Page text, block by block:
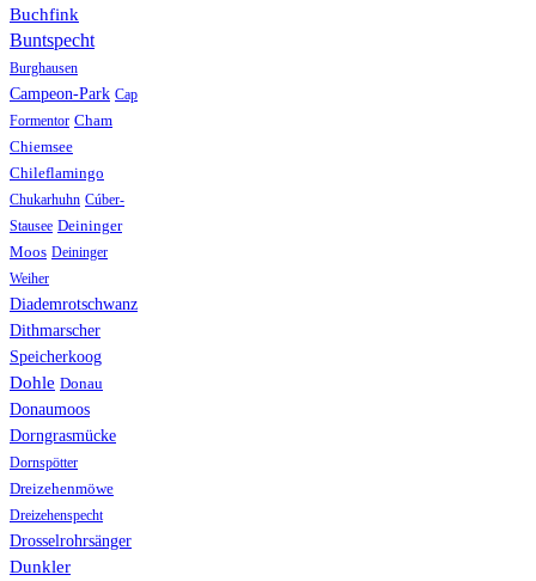
Buchfink
Buntspecht
Burghausen
Campeon-Park Cap
Formentor Cham
Chiemsee
Chileflamingo
Chukarhuhn Cúber-
Stausee Deininger
Moos Deininger
Weiher
Diademrotschwanz
Dithmarscher
Speicherkoog
Dohle Donau
Donaumoos
Dorngrasmücke
Dornspötter
Dreizehenmöwe
Dreizehenspecht
Drosselrohrsänger
Dunkler